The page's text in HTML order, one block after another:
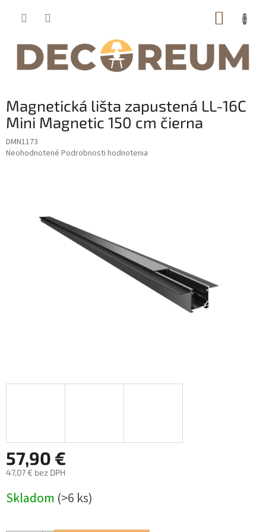
Magnetická lišta zapustená LL-16C
Mini Magnetic 150 cm čierna
DMN1173
Priemerné
Neohodnotené Podrobnosti hodnotenia
57,90 €
47,07 € bez DPH
cena:
Skladom (>6 ks)